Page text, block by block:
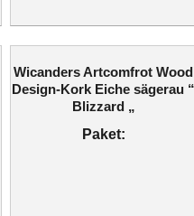
Wicanders Artcomfrot Wood
Design-Kork Eiche sägerau
Blizzard „
Paket: